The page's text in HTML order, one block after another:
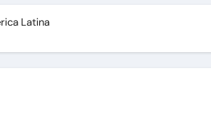
de GEI en sus operaciones
Latina